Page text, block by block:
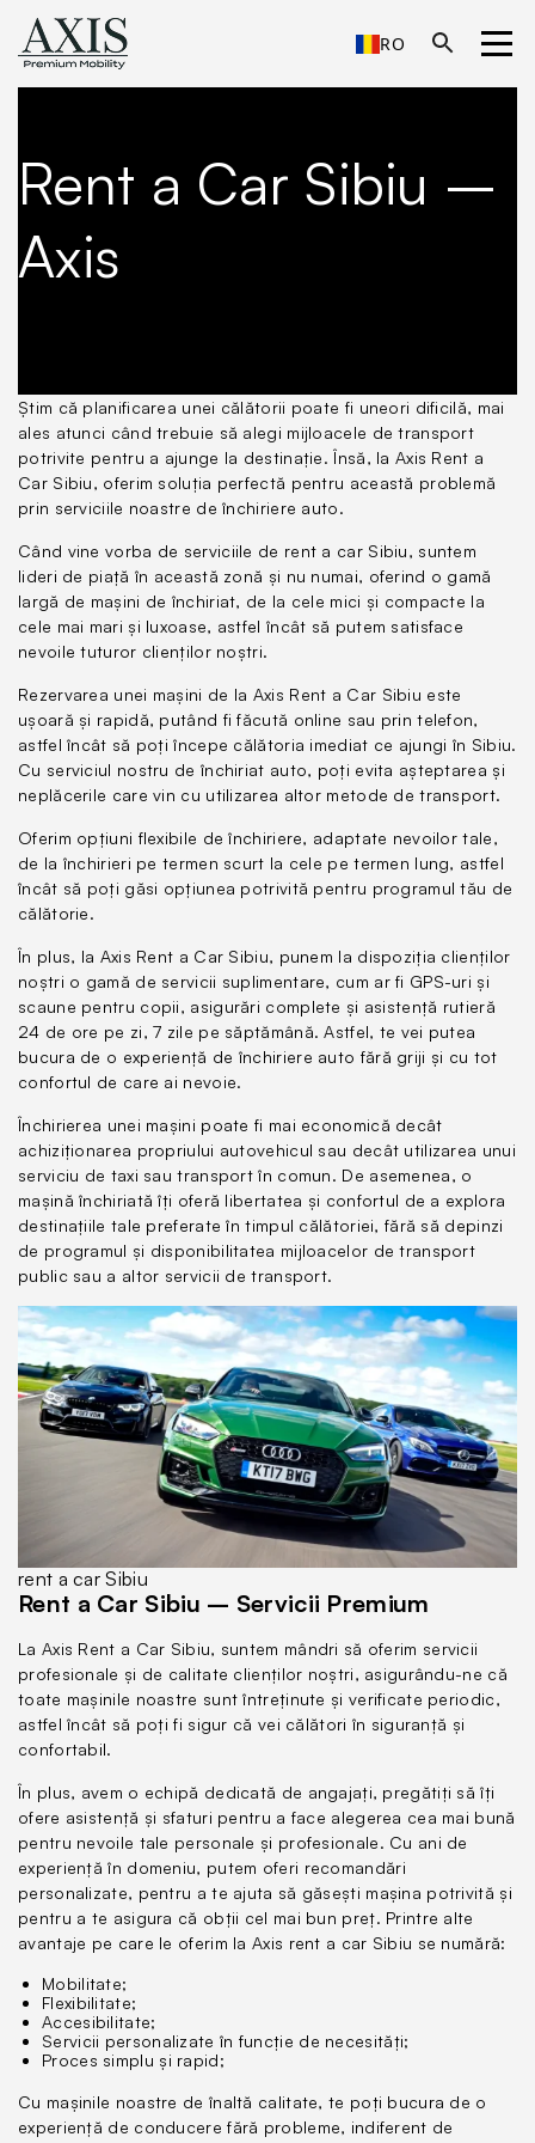
RO
Axis ID
Rent a Car Sibiu –
Axis
Știm că planificarea unei călătorii poate fi uneori dificilă, mai
ales atunci când trebuie să alegi mijloacele de transport
potrivite pentru a ajunge la destinație. Însă, la Axis Rent a
Car Sibiu, oferim soluția perfectă pentru această problemă
prin serviciile noastre de închiriere auto.
Când vine vorba de serviciile de rent a car Sibiu, suntem
lideri de piață în această zonă și nu numai, oferind o gamă
largă de mașini de închiriat, de la cele mici și compacte la
cele mai mari și luxoase, astfel încât să putem satisface
nevoile tuturor clienților noștri.
Rezervarea unei mașini de la Axis Rent a Car Sibiu este
ușoară și rapidă, putând fi făcută online sau prin telefon,
astfel încât să poți începe călătoria imediat ce ajungi în Sibiu.
Cu serviciul nostru de închiriat auto, poți evita așteptarea și
neplăcerile care vin cu utilizarea altor metode de transport.
Oferim opțiuni flexibile de închiriere, adaptate nevoilor tale,
de la închirieri pe termen scurt la cele pe termen lung, astfel
încât să poți găsi opțiunea potrivită pentru programul tău de
călătorie.
În plus, la Axis Rent a Car Sibiu, punem la dispoziția clienților
noștri o gamă de servicii suplimentare, cum ar fi GPS-uri și
scaune pentru copii, asigurări complete și asistență rutieră
24 de ore pe zi, 7 zile pe săptămână. Astfel, te vei putea
bucura de o experiență de închiriere auto fără griji și cu tot
confortul de care ai nevoie.
Închirierea unei mașini poate fi mai economică decât
achiziționarea propriului autovehicul sau decât utilizarea unui
serviciu de taxi sau transport în comun. De asemenea, o
mașină închiriată îți oferă libertatea și confortul de a explora
destinațiile tale preferate în timpul călătoriei, fără să depinzi
de programul și disponibilitatea mijloacelor de transport
public sau a altor servicii de transport.
rent a car Sibiu
Rent a Car Sibiu – Servicii Premium
La Axis Rent a Car Sibiu, suntem mândri să oferim servicii
profesionale și de calitate clienților noștri, asigurându-ne că
toate mașinile noastre sunt întreținute și verificate periodic,
astfel încât să poți fi sigur că vei călători în siguranță și
confortabil.
În plus, avem o echipă dedicată de angajați, pregătiți să îți
ofere asistență și sfaturi pentru a face alegerea cea mai bună
pentru nevoile tale personale și profesionale. Cu ani de
experiență în domeniu, putem oferi recomandări
personalizate, pentru a te ajuta să găsești mașina potrivită și
pentru a te asigura că obții cel mai bun preț. Printre alte
avantaje pe care le oferim la Axis rent a car Sibiu se numără:
Mobilitate;
Flexibilitate;
Accesibilitate;
Servicii personalizate în funcție de necesități;
Proces simplu și rapid;
Cu mașinile noastre de înaltă calitate, te poți bucura de o
experiență de conducere fără probleme, indiferent de